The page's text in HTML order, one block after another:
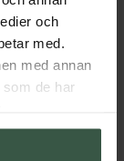
och
med.
med annan
de har